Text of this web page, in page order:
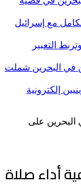
مع إسرائيل
التعبير
في البحرين شملت
إلكترونية
البحرين على
أداء صلاة